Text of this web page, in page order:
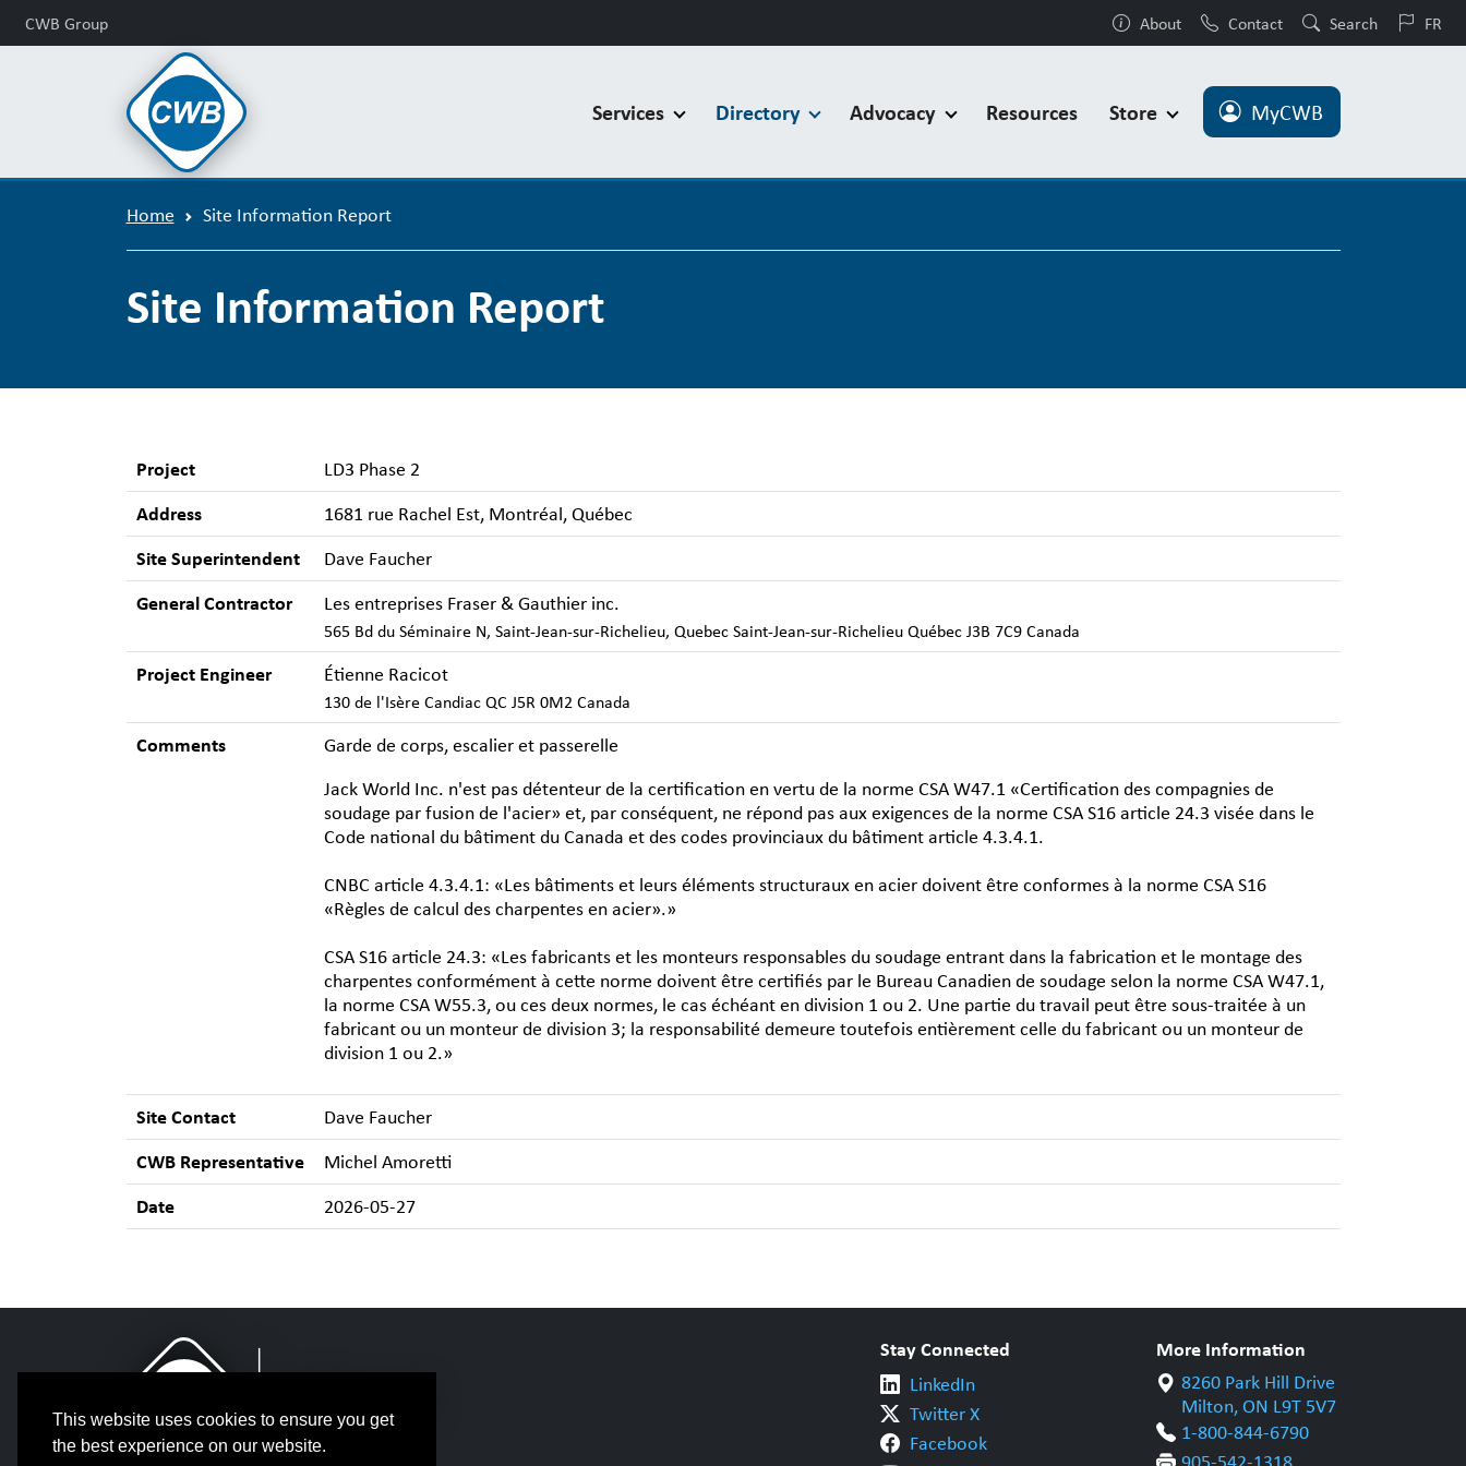
This website uses cookies to ensure you get
the best experience on our website.
CWB Group About Contact Search FR
MyCWB
Services Directory Advocacy Resources Store
Home Site Information Report
Site Information Report
Project LD3 Phase 2
Address 1681 rue Rachel Est, Montréal, Québec
Site Superintendent Dave Faucher
General Contractor Les entreprises Fraser & Gauthier inc.
565 Bd du Séminaire N, Saint-Jean-sur-Richelieu, Quebec Saint-Jean-sur-Richelieu Québec J3B 7C9 Canada
Project Engineer Étienne Racicot
130 de l'Isère Candiac QC J5R 0M2 Canada
Comments
Garde de corps, escalier et passerelle
Jack World Inc. n'est pas détenteur de la certification en vertu de la norme CSA W47.1 «Certification des compagnies de
soudage par fusion de l'acier» et, par conséquent, ne répond pas aux exigences de la norme CSA S16 article 24.3 visée dans le
Code national du bâtiment du Canada et des codes provinciaux du bâtiment article 4.3.4.1.
CNBC article 4.3.4.1: «Les bâtiments et leurs éléments structuraux en acier doivent être conformes à la norme CSA S16
«Règles de calcul des charpentes en acier».»
CSA S16 article 24.3: «Les fabricants et les monteurs responsables du soudage entrant dans la fabrication et le montage des
charpentes conformément à cette norme doivent être certifiés par le Bureau Canadien de soudage selon la norme CSA W47.1,
la norme CSA W55.3, ou ces deux normes, le cas échéant en division 1 ou 2. Une partie du travail peut être sous-traitée à un
fabricant ou un monteur de division 3; la responsabilité demeure toutefois entièrement celle du fabricant ou un monteur de
division 1 ou 2.»
Site Contact Dave Faucher
CWB Representative Michel Amoretti
Date 2026-05-27
Stay Connected
LinkedIn
Twitter X
Facebook
More Information
8260 Park Hill Drive
Milton, ON L9T 5V7
1-800-844-6790